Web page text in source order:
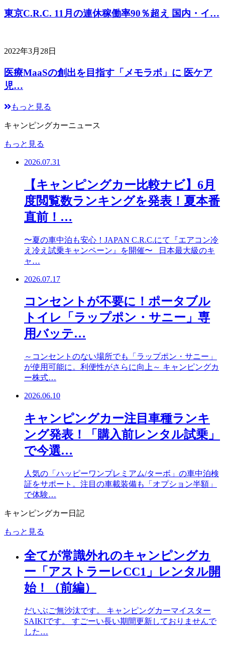
東京C.R.C. 11月の連休稼働率90％超え 国内・イ…
2022年3月28日
医療MaaSの創出を目指す「メモラボ」に 医ケア
児…
もっと見る
キャンピングカーニュース
もっと見る
2026.07.31
【キャンピングカー比較ナビ】6月
度閲覧数ランキングを発表！夏本番
直前！…
〜夏の車中泊も安心！JAPAN C.R.C.にて『エアコン冷
え冷え試乗キャンペーン』を開催〜 日本最大級のキ
ャ…
2026.07.17
コンセントが不要に！ポータブル
トイレ「ラップポン・サニー」専
用バッテ…
～コンセントのない場所でも「ラップポン・サニー」
が使用可能に。利便性がさらに向上～ キャンピングカ
ー株式…
2026.06.10
キャンピングカー注目車種ランキ
ング発表！「購入前レンタル試乗」
で今選…
人気の「ハッピーワンプレミアム/ターボ」の車中泊検
証をサポート。注目の車載装備も「オプション半額」
で体験…
キャンピングカー日記
もっと見る
全てが常識外れのキャンピングカ
ー「アストラーレCC1」レンタル開
始！（前編）
だいぶご無沙汰です。 キャンピングカーマイスター
SAIKIです。 すごーい長い期間更新しておりませんで
した…